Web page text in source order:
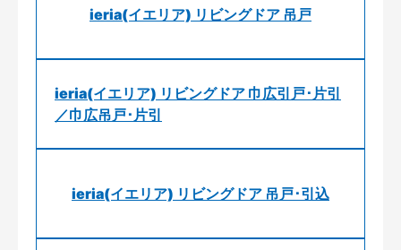
ieria(イエリア) リビングドア 吊戸
ieria(イエリア) リビングドア 巾広引戸･片引
／巾広吊戸･片引
ieria(イエリア) リビングドア 吊戸･引込